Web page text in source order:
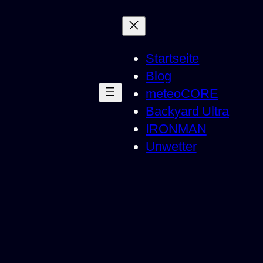
Startseite
Blog
meteoCORE
Backyard Ultra
IRONMAN
Unwetter